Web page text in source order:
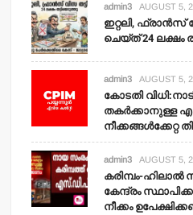
admin3 AUGUST 5,
ഇറ്റലി, ഫ്രാന്‍സ്
ചെയ്ത് 24 ലക്ഷം
admin3 AUGUST 5,
കോടതി
തകര്‍ക്കാനുള്ള
നീക്കങ്ങള്‍ക്കേറ്റ
admin3 AUGUST 5,
കരിമ്പം-
കേന്ദ്രം
നീക്കം